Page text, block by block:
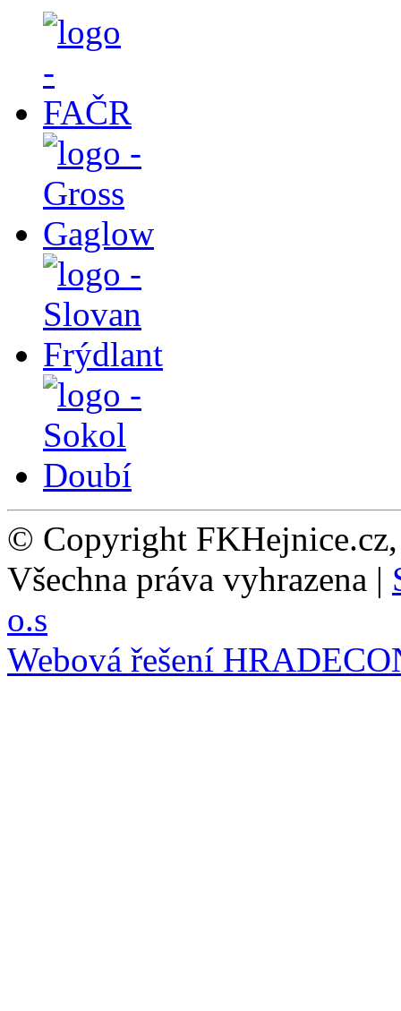
© Copyright
Všechna práva vyhrazena |
o.s
Webová řešení